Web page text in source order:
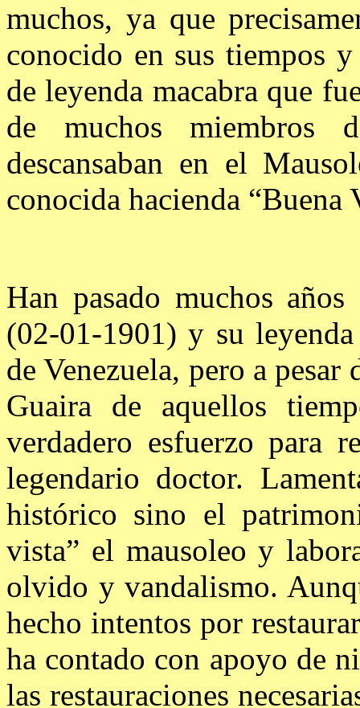
muchos, ya que
conocido en sus tiempos
de leyenda macabra que
de muchos miembros
descansaban en el
conocida hacienda “Buena
Han pasado muchos
(02-01-1901) y su
de Venezuela, pero a
Guaira de aquellos
verdadero esfuerzo para
legendario doctor.
histórico sino el
vista” el mausoleo y
olvido y vandalismo.
hecho intentos por
ha contado con apoyo de
las restauraciones